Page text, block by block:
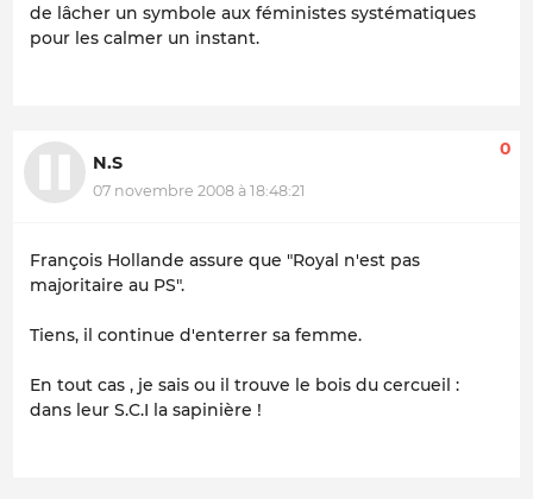
de lâcher un symbole aux féministes systématiques
pour les calmer un instant.
N.S
07 novembre 2008 à 18:48:21
0
François Hollande assure que "Royal n'est pas
majoritaire au PS".
Tiens, il continue d'enterrer sa femme.
En tout cas , je sais ou il trouve le bois du cercueil :
dans leur S.C.I la sapinière !